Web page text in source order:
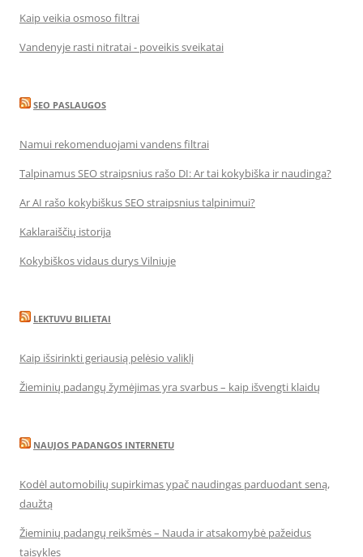
Kaip veikia osmoso filtrai
Vandenyje rasti nitratai - poveikis sveikatai
SEO PASLAUGOS
Namui rekomenduojami vandens filtrai
Talpinamus SEO straipsnius rašo DI: Ar tai kokybiška ir naudinga?
Ar AI rašo kokybiškus SEO straipsnius talpinimui?
Kaklaraiščių istorija
Kokybiškos vidaus durys Vilniuje
LEKTUVU BILIETAI
Kaip išsirinkti geriausią pelėsio valiklį
Žieminių padangų žymėjimas yra svarbus – kaip išvengti klaidų
NAUJOS PADANGOS INTERNETU
Kodėl automobilių supirkimas ypač naudingas parduodant seną,
daužtą
Žieminių padangų reikšmės – Nauda ir atsakomybė pažeidus
taisykles